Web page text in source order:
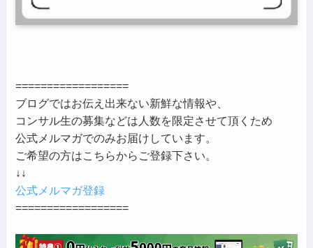
==================
ブログではお伝え出来ない新鮮な情報や、
コンサル生の募集などは人数を限定させて頂くため
公式メルマガでのみお届けしています。
ご希望の方はこちらからご登録下さい。
↓↓
公式メルマガ登録
==================